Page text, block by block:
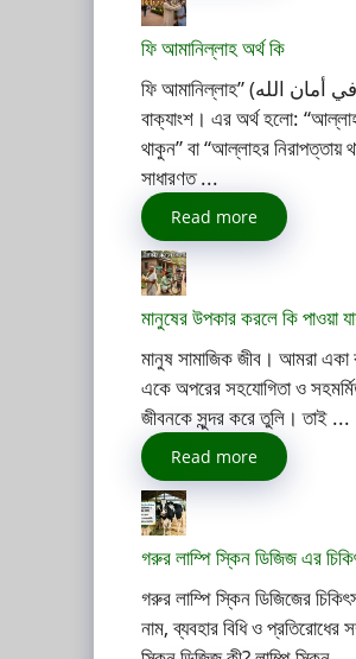
ফি আমানিল্লাহ অর্থ কি
ফি আমানিল্লাহ” (في أمان الله) একটি আরবি
বাক্যাংশ। এর অর্থ হলো:
থাকুন” বা “আল্লাহর নিরাপত্তায়
সাধারণত ...
Read more
মানুষের উপকার করলে কি পাওয়া
মানুষ সামাজিক জীব। আমরা একা
একে অপরের সহযোগিতা ও
জীবনকে সুন্দর করে তুলি। তাই ...
Read more
গরুর লাম্পি স্কিন ডিজিজ এর
গরুর লাম্পি স্কিন ডিজিজের
নাম, ব্যবহার বিধি ও প্রতিরোধের